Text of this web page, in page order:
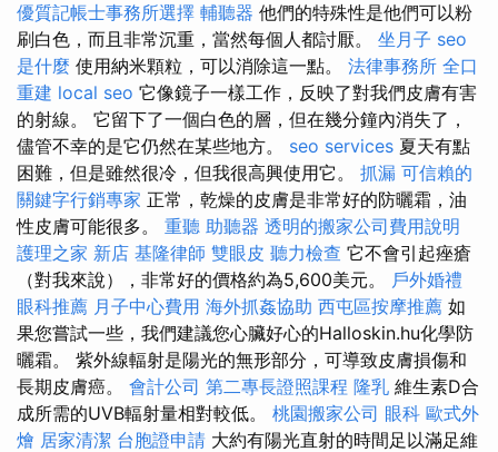
優質記帳士事務所選擇 輔聽器 他們的特殊性是他們可以粉
刷白色，而且非常沉重，當然每個人都討厭。 坐月子 seo
是什麼 使用納米顆粒，可以消除這一點。 法律事務所 全口
重建 local seo 它像鏡子一樣工作，反映了對我們皮膚有害
的射線。 它留下了一個白色的層，但在幾分鐘內消失了，
儘管不幸的是它仍然在某些地方。 seo services 夏天有點
困難，但是雖然很冷，但我很高興使用它。 抓漏 可信賴的
關鍵字行銷專家 正常，乾燥的皮膚是非常好的防曬霜，油
性皮膚可能很多。 重聽 助聽器 透明的搬家公司費用說明
護理之家 新店 基隆律師 雙眼皮 聽力檢查 它不會引起痤瘡
（對我來說），非常好的價格約為5,600美元。 戶外婚禮
眼科推薦 月子中心費用 海外抓姦協助 西屯區按摩推薦 如
果您嘗試一些，我們建議您心臟好心的Halloskin.hu化學防
曬霜。 紫外線輻射是陽光的無形部分，可導致皮膚損傷和
長期皮膚癌。 會計公司 第二專長證照課程 隆乳 維生素D合
成所需的UVB輻射量相對較低。 桃園搬家公司 眼科 歐式外
燴 居家清潔 台胞證申請 大約有陽光直射的時間足以滿足維